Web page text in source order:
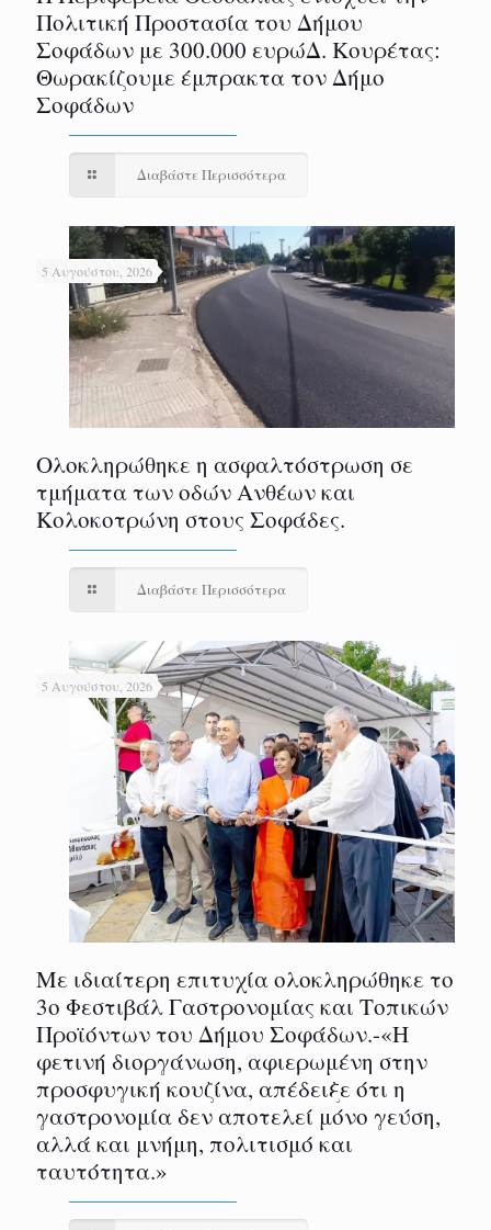
Πολιτική Προστασία του Δήμου
Σοφάδων με 300.000 ευρώΔ. Κουρέτας:
Θωρακίζουμε έμπρακτα τον Δήμο
Σοφάδων
Διαβάστε Περισσότερα
5 Αυγούστου, 2026
Ολοκληρώθηκε η ασφαλτόστρωση σε
τμήματα των οδών Ανθέων και
Κολοκοτρώνη στους Σοφάδες.
Διαβάστε Περισσότερα
5 Αυγούστου, 2026
Με ιδιαίτερη επιτυχία ολοκληρώθηκε το
3ο Φεστιβάλ Γαστρονομίας και Τοπικών
Προϊόντων του Δήμου Σοφάδων.-«Η
φετινή διοργάνωση, αφιερωμένη στην
προσφυγική κουζίνα, απέδειξε ότι η
γαστρονομία δεν αποτελεί μόνο γεύση,
αλλά και μνήμη, πολιτισμό και
ταυτότητα.»